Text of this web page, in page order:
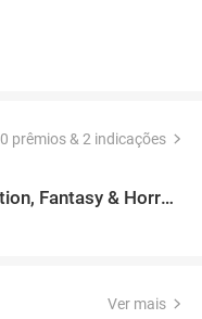
0 prêmios & 2 indicações
Academy of Science Fiction, Fantasy & Horror Films, USA
Ver mais